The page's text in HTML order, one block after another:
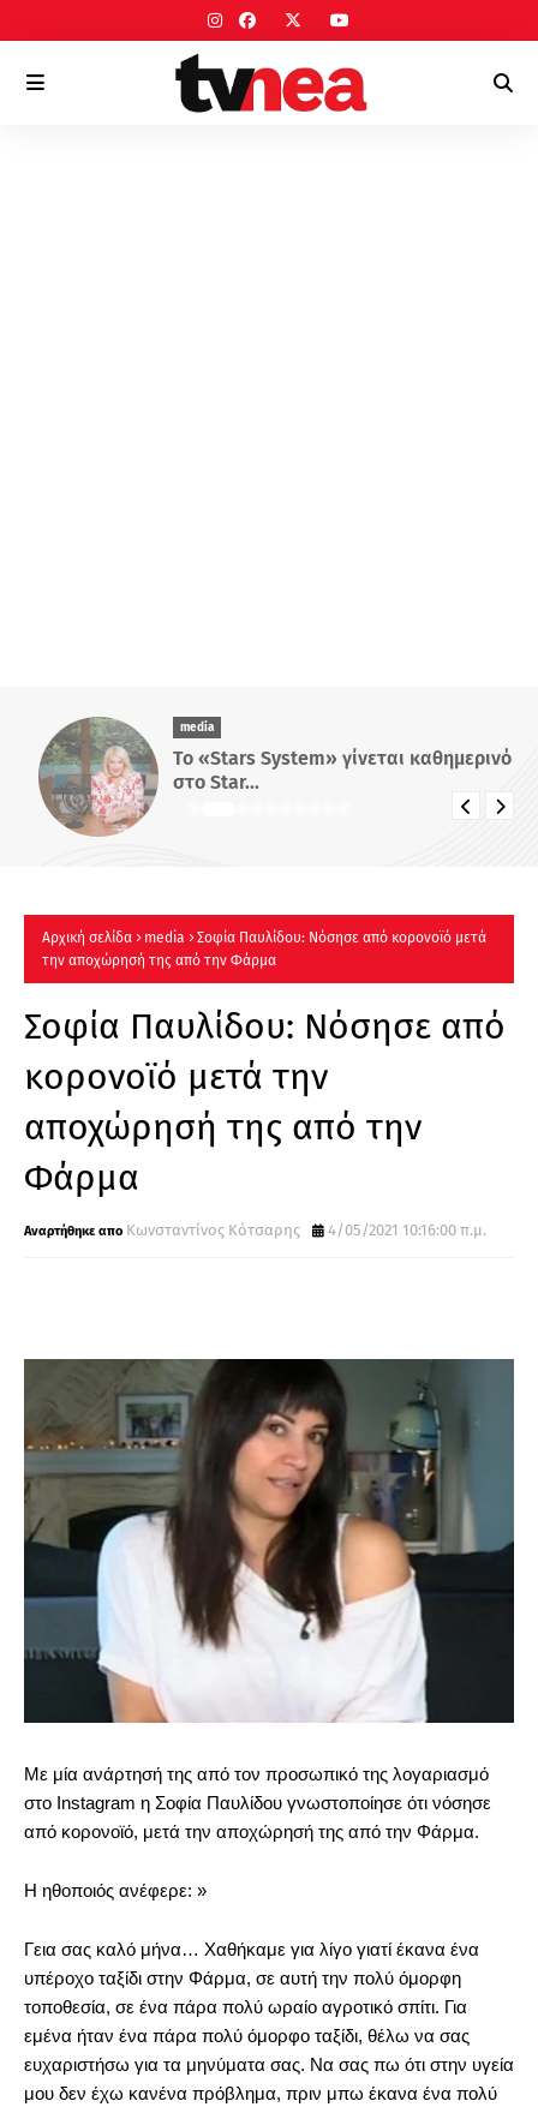
media
Το «Stars System» γίνεται καθημερινό
στο Star...
Αρχική σελίδα media
Σοφία Παυλίδου: Νόσησε από κορονοϊό μετά
την αποχώρησή της από την Φάρμα
Σοφία Παυλίδου: Νόσησε από
κορονοϊό μετά την
αποχώρησή της από την
Φάρμα
Κωνσταντίνος Κότσαρης 4/05/2021 10:16:00 π.μ.
Με μία ανάρτησή της από τον προσωπικό της λογαριασμό
στο Instagram η Σοφία Παυλίδου γνωστοποίησε ότι νόσησε
από κορονοϊό, μετά την αποχώρησή της από την Φάρμα.
Η ηθοποιός ανέφερε: »
Γεια σας καλό μήνα… Χαθήκαμε για λίγο γιατί έκανα ένα
υπέροχο ταξίδι στην Φάρμα, σε αυτή την πολύ όμορφη
τοποθεσία, σε ένα πάρα πολύ ωραίο αγροτικό σπίτι. Για
εμένα ήταν ένα πάρα πολύ όμορφο ταξίδι, θέλω να σας
ευχαριστήσω για τα μηνύματα σας. Να σας πω ότι στην υγεία
μου δεν έχω κανένα πρόβλημα, πριν μπω έκανα ένα πολύ